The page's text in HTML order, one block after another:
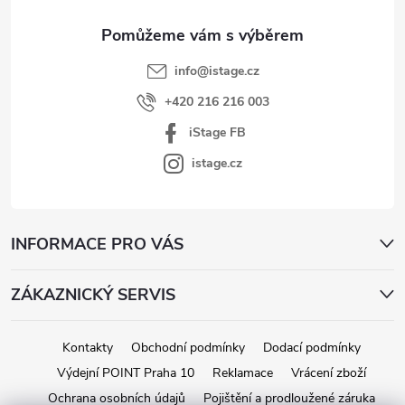
info@istage.cz
+420 216 216 003
iStage FB
istage.cz
INFORMACE PRO VÁS
ZÁKAZNICKÝ SERVIS
Kontakty Obchodní podmínky
Dodací podmínky
Výdejní POINT Praha 10
Reklamace
Vrácení zboží
Ochrana osobních údajů
Pojištění a prodloužené záruka